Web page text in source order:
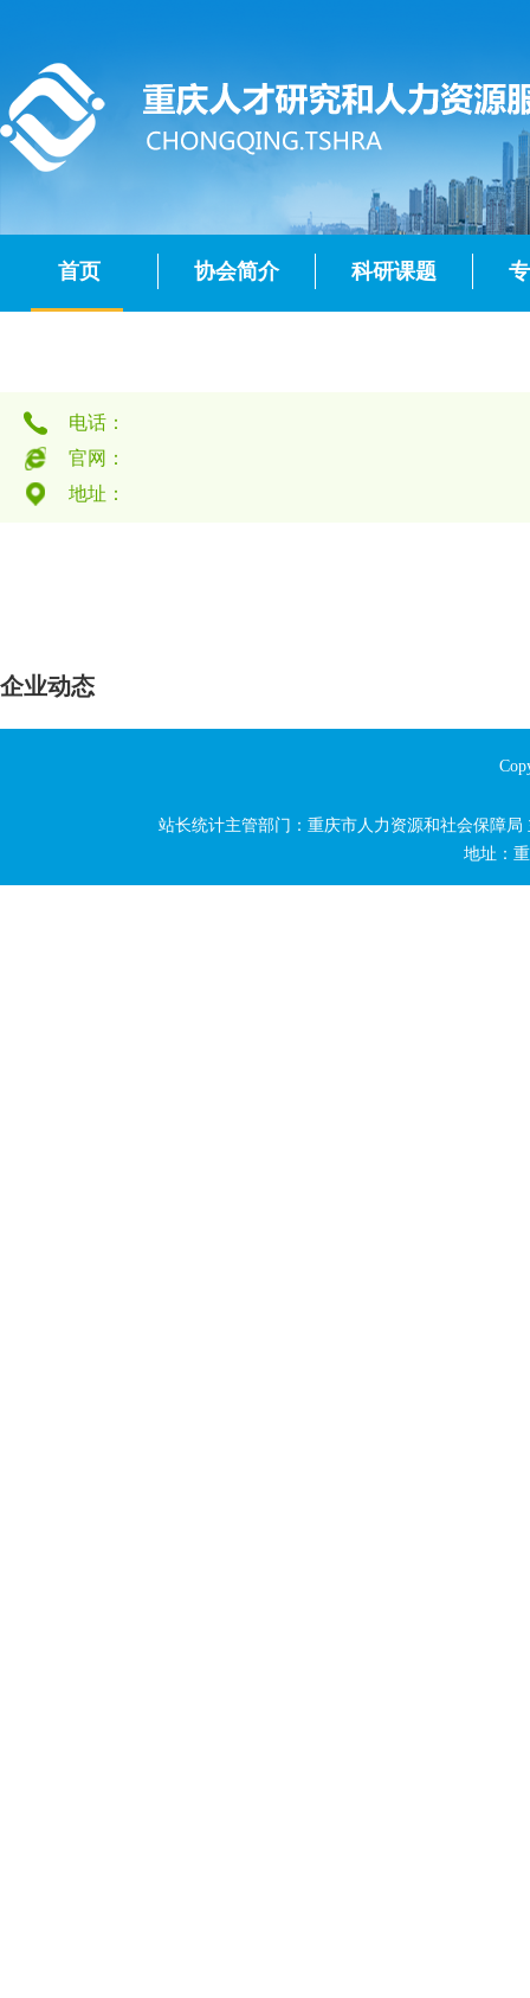
首页 协会简介 科研课题
电话：
官网：
地址：
企业动态
站长统计主管部门：重庆市人力资源和社会保障局
地址：